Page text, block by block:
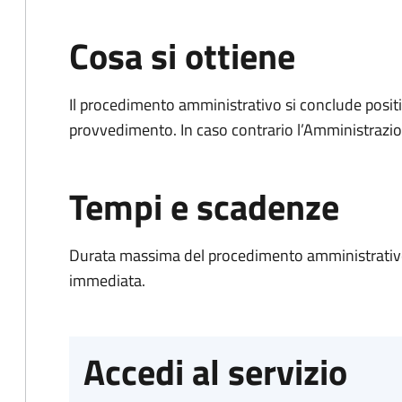
Cosa si ottiene
Il procedimento amministrativo si conclude
provvedimento. In caso contrario
Tempi e scadenze
Durata massima del procedimento
immediata.
Accedi al servizio